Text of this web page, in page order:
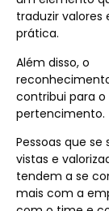
traduzir valores
prática.
Além disso, o
contribui para o
pertencimento.
Pessoas que se
vistas e
tendem a se
mais com a